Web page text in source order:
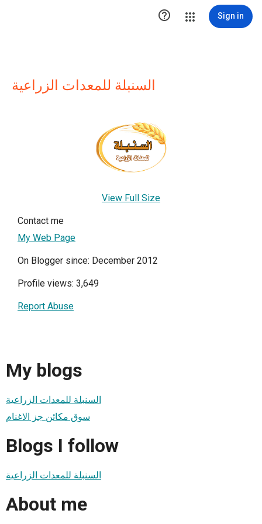
 Sign in
السنبلة للمعدات الزراعية
View Full Size
Contact me
My Web Page
On Blogger since: December 2012
Profile views: 3,649
Report Abuse
My blogs
السنبلة للمعدات الزراعية
سوق مكائن جز الاغنام
Blogs I follow
السنبلة للمعدات الزراعية
About me